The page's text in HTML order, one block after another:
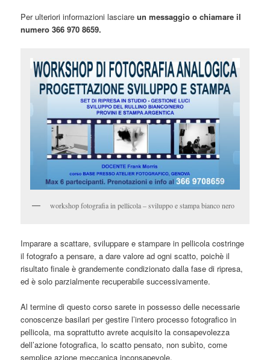
Per ulteriori informazioni lasciare un messaggio o chiamare il
numero 366 970 8659.
workshop fotografia in pellicola – sviluppo e stampa bianco nero
Imparare a scattare, sviluppare e stampare in pellicola costringe
il fotografo a pensare, a dare valore ad ogni scatto, poichè il
risultato finale è grandemente condizionato dalla fase di ripresa,
ed è solo parzialmente recuperabile successivamente.
Al termine di questo corso sarete in possesso delle necessarie
conoscenze basilari per gestire l’intero processo fotografico in
pellicola, ma soprattutto avrete acquisito la consapevolezza
dell’azione fotografica, lo scatto pensato, non subìto, come
semplice azione meccanica inconsapevole.